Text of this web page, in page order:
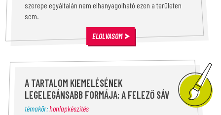
szerepe egyáltalán nem elhanyagolható ezen a területen
sem.
ELOLVASOM
A TARTALOM KIEMELÉSÉNEK
LEGELEGÁNSABB FORMÁJA: A FELEZŐ SÁV
témakör:honlapkészítés